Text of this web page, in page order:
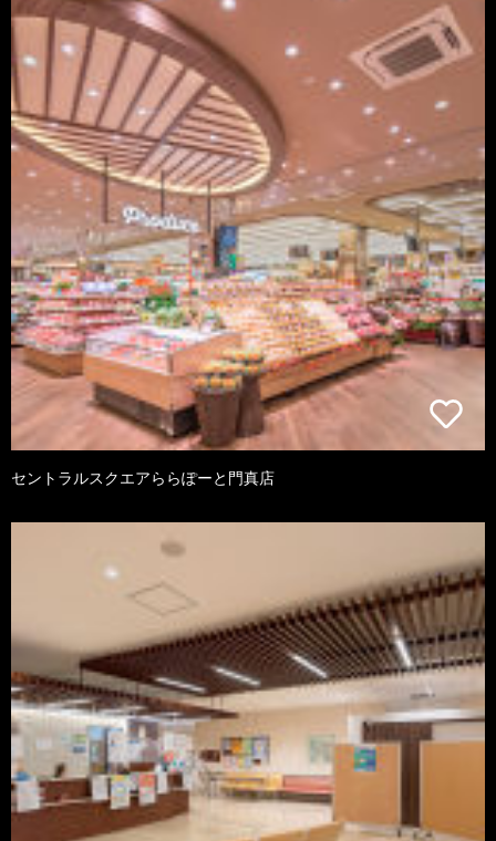
セントラルスクエアららぽーと門真店